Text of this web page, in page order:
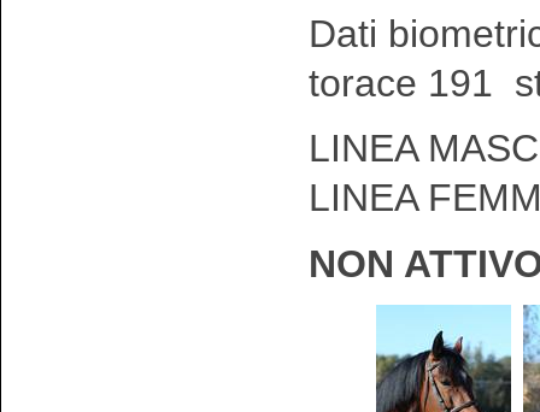
Dati
torace 191
LINEA
LINEA
NON